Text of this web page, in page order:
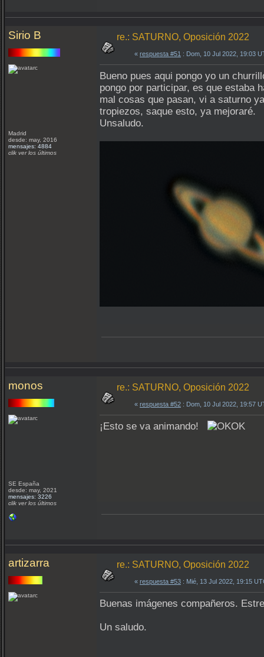
Sirio B
Madrid
desde: may, 2016
mensajes: 4884
clik ver los últimos
re.: SATURNO, Oposición 2022
« respuesta #51 : Dom, 10 Jul 2022, 19:03
Bueno pues aqui pongo yo un
pongo por participar, es que estaba
mal cosas que pasan, vi a saturno
tropiezos, saque esto, ya mejoraré.
Unsaludo.
monos
SE España
desde: may, 2021
mensajes: 3226
clik ver los últimos
re.: SATURNO, Oposición 2022
« respuesta #52 : Dom, 10 Jul 2022, 19:57
¡Esto se va animando!
artizarra re.: SATURNO, Oposición 2022
« respuesta #53 : Mié, 13 Jul 2022, 19:15
Buenas imágenes compañeros.
Un saludo.